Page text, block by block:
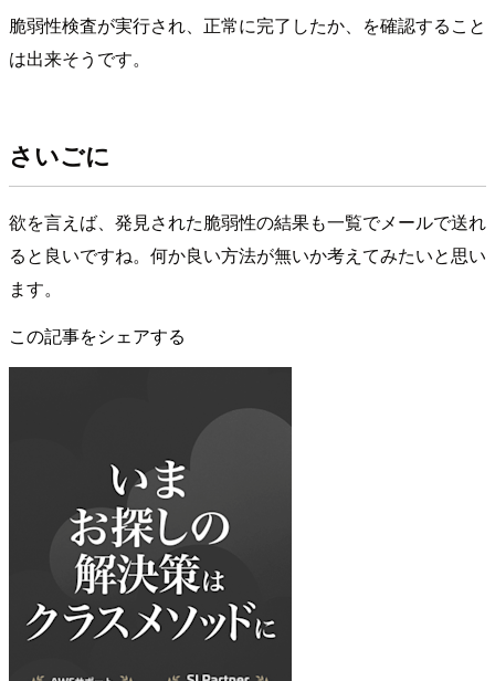
脆弱性検査が実行され、正常に完了したか、を確認すること
は出来そうです。
さいごに
欲を言えば、発見された脆弱性の結果も一覧でメールで送れ
ると良いですね。何か良い方法が無いか考えてみたいと思い
ます。
この記事をシェアする